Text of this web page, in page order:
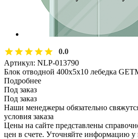
0.0
Артикул: NLP-013790
Блок отводной 400х5х10 лебедка
Подробнее
Под заказ
Под заказ
Наши менеджеры обязательно
условия заказа
Цены на сайте представлены
цен в счете. Уточняйте информацию у